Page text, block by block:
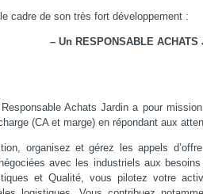
cadre de son très fort développement :
– Un RESPONSABLE ACHATS
Responsable Achats Jardin a pour
(CA et marge) en répondant aux
organisez et gérez les appels
avec les industriels aux
et Qualité, vous pilotez votre